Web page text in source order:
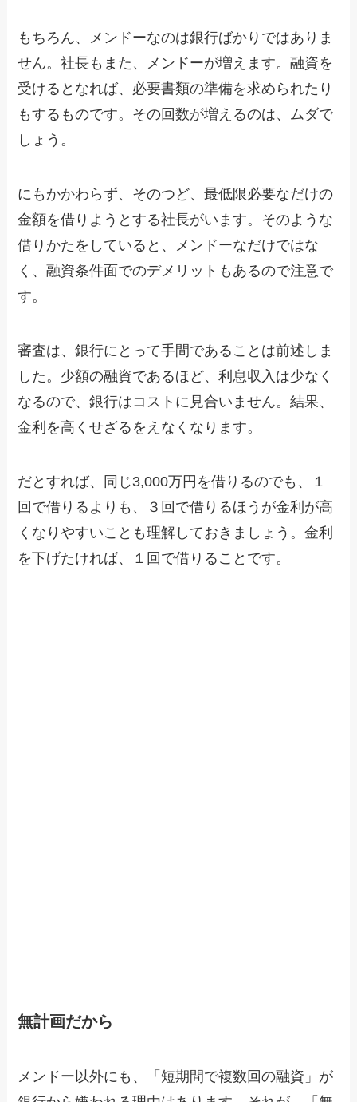
もちろん、メンドーなのは銀行ばかりではありま
せん。社長もまた、メンドーが増えます。融資を
受けるとなれば、必要書類の準備を求められたり
もするものです。その回数が増えるのは、ムダで
しょう。
にもかかわらず、そのつど、最低限必要なだけの
金額を借りようとする社長がいます。そのような
借りかたをしていると、メンドーなだけではな
く、融資条件面でのデメリットもあるので注意で
す。
審査は、銀行にとって手間であることは前述しま
した。少額の融資であるほど、利息収入は少なく
なるので、銀行はコストに見合いません。結果、
金利を高くせざるをえなくなります。
だとすれば、同じ3,000万円を借りるのでも、１
回で借りるよりも、３回で借りるほうが金利が高
くなりやすいことも理解しておきましょう。金利
を下げたければ、１回で借りることです。
無計画だから
メンドー以外にも、「短期間で複数回の融資」が